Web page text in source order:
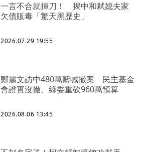
一言不合就揮刀！ 揭中和弒媳夫家
欠債販毒「驚天黑歷史」
2026.07.29 19:55
鄭麗文訪中480萬藍喊撤案 民主基金
會證實沒撤、綠委重砍960萬預算
2026.08.06 13:45